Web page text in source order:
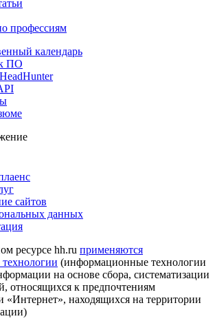
профессиям
календарь
ПО
сайтов
данных
ресурсе hh.ru применяются
(информационные технологии
на основе сбора, систематизации
относящихся к предпочтениям
«Интернет», находящихся на территории